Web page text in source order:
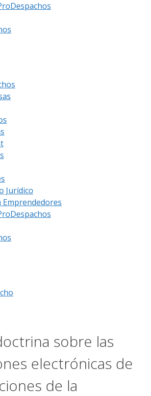
Jurídico
Emprendedores
sobre las
electrónicas de
de la